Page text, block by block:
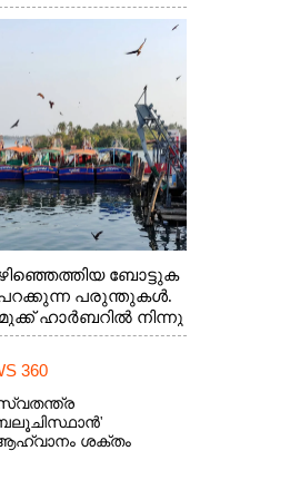
നിന്നുള്ള
ബോട്ടുക
പറക്കുന്ന പരുന്തുകൾ.
ഹാർബറിൽ നിന്നു
360
ശക്തം